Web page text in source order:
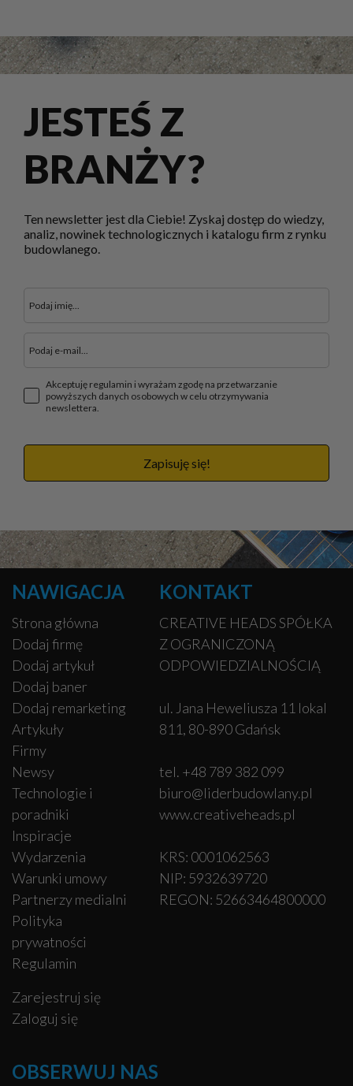
JESTEŚ Z
BRANŻY?
Ten newsletter jest dla Ciebie! Zyskaj dostęp do wiedzy,
analiz, nowinek technologicznych i katalogu firm z rynku
budowlanego.
Akceptuję regulamin i wyrażam zgodę na przetwarzanie
powyższych danych osobowych w celu otrzymywania
newslettera.
Zapisuję się!
NAWIGACJA
Strona główna
Dodaj firmę
Dodaj artykuł
Dodaj baner
Dodaj remarketing
Artykuły
Firmy
Newsy
Technologie i
poradniki
Inspiracje
Wydarzenia
Warunki umowy
Partnerzy medialni
Polityka
prywatności
Regulamin
Zarejestruj się
Zaloguj się
KONTAKT
CREATIVE HEADS SPÓŁKA
Z OGRANICZONĄ
ODPOWIEDZIALNOŚCIĄ
ul. Jana Heweliusza 11 lokal
811, 80-890 Gdańsk
tel. +48 789 382 099
biuro@liderbudowlany.pl
www.creativeheads.pl
KRS: 0001062563
NIP: 5932639720
REGON: 52663464800000
OBSERWUJ NAS